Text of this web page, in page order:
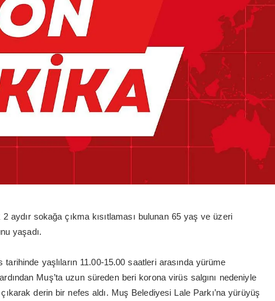
aydır sokağa çıkma kısıtlaması bulunan 65 yaş ve üzeri
yaşadı.
yaşlıların 11.00-15.00 saatleri arasında yürüme
Muş’ta uzun süreden beri korona virüs salgını nedeniyle
derin bir nefes aldı. Muş Belediyesi Lale Parkı’na yürüyüş